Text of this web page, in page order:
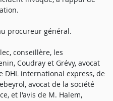
procureur général.
conseillère, les
Coudray et Grévy, avocat
DHL international express, de
avocat de la société
et l'avis de M. Halem,